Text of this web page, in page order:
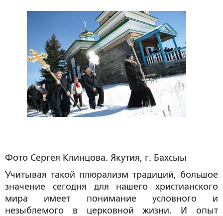
Фото Сергея Клинцова. Якутия, г. Бахсыы
Учитывая такой плюрализм традиций, большое
значение сегодня для нашего христианского
мира имеет понимание условного и
незыблемого в церковной жизни. И опыт